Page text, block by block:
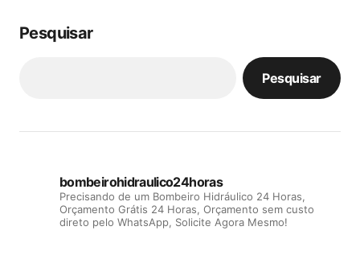
Pesquisar
Pesquisar
bombeirohidraulico24horas
Precisando de um Bombeiro Hidráulico 24 Horas,
Orçamento Grátis 24 Horas, Orçamento sem custo
direto pelo WhatsApp, Solicite Agora Mesmo!